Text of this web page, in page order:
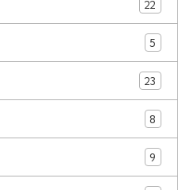
22
5
23
8
9